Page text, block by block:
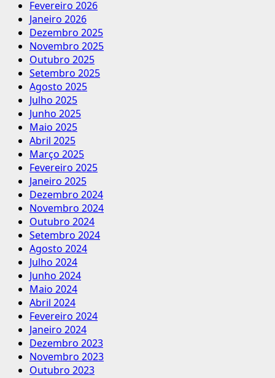
Fevereiro 2026
Janeiro 2026
Dezembro 2025
Novembro 2025
Outubro 2025
Setembro 2025
Agosto 2025
Julho 2025
Junho 2025
Maio 2025
Abril 2025
Março 2025
Fevereiro 2025
Janeiro 2025
Dezembro 2024
Novembro 2024
Outubro 2024
Setembro 2024
Agosto 2024
Julho 2024
Junho 2024
Maio 2024
Abril 2024
Fevereiro 2024
Janeiro 2024
Dezembro 2023
Novembro 2023
Outubro 2023